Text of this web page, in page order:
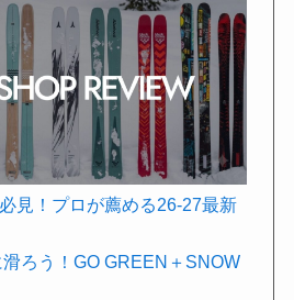
見！プロが薦める26-27最新
ろう！GO GREEN＋SNOW